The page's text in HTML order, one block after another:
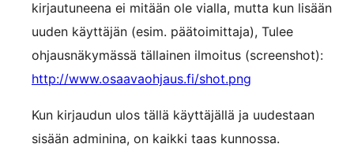
kirjautuneena ei mitään ole vialla, mutta kun lisään
uuden käyttäjän (esim. päätoimittaja), Tulee
ohjausnäkymässä tällainen ilmoitus (screenshot):
http://www.osaavaohjaus.fi/shot.png
Kun kirjaudun ulos tällä käyttäjällä ja uudestaan
sisään adminina, on kaikki taas kunnossa.